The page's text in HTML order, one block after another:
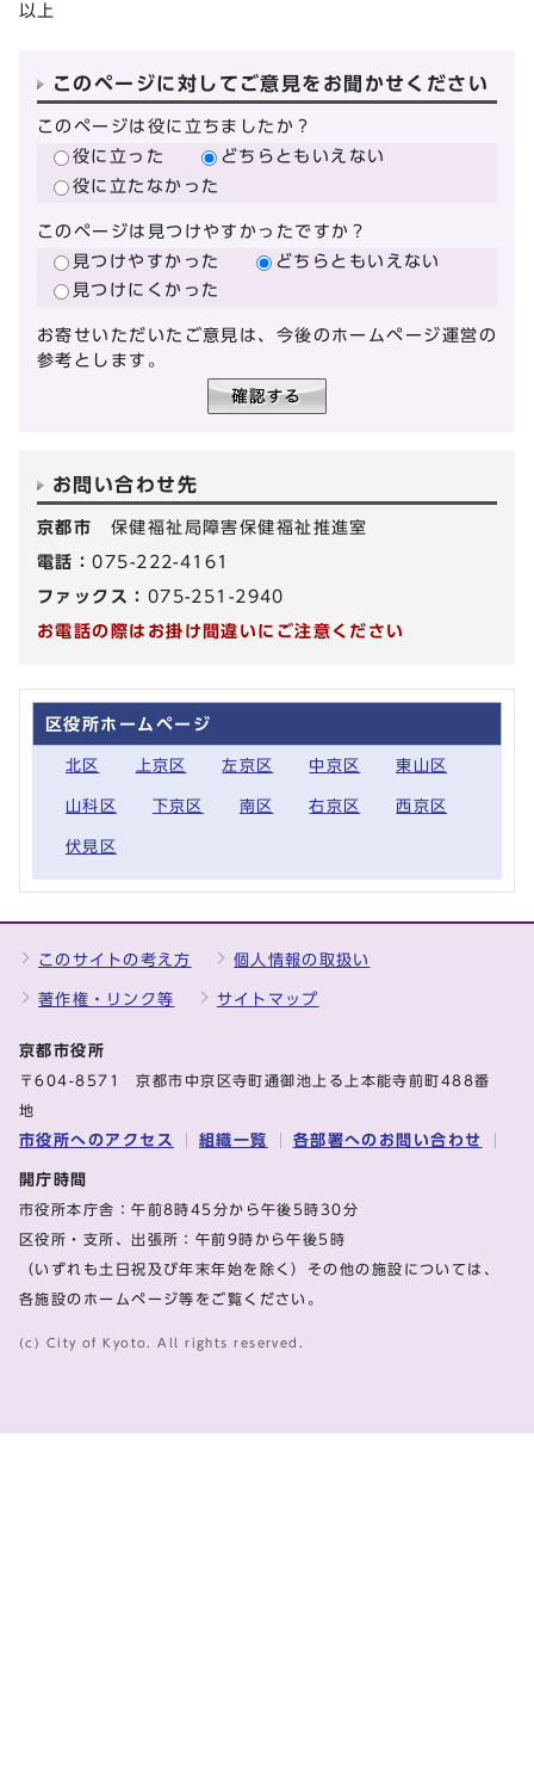
以上
このページに対してご意見をお聞かせください
このページは役に立ちましたか？
役に立った
どちらともいえない
役に立たなかった
このページは見つけやすかったですか？
見つけやすかった
どちらともいえない
見つけにくかった
お寄せいただいたご意見は、今後のホームページ運営の
参考とします。
お問い合わせ先
京都市 保健福祉局障害保健福祉推進室
電話：075-222-4161
ファックス： 075-251-2940
お電話の際はお掛け間違いにご注意ください
区役所ホームページ
北区 上京区 左京区 中京区 東山区
山科区 下京区 南区 右京区 西京区
伏見区
このサイトの考え方 個人情報の取扱い
著作権・リンク等 サイトマップ
京都市役所
〒604-8571 京都市中京区寺町通御池上る上本能寺前町488番
地
市役所へのアクセス 組織一覧 各部署へのお問い合わせ
開庁時間
市役所本庁舎：午前8時45分から午後5時30分
区役所・支所、出張所：午前9時から午後5時
（いずれも土日祝及び年末年始を除く）その他の施設については、
各施設のホームページ等をご覧ください。
(c) City of Kyoto. All rights reserved.